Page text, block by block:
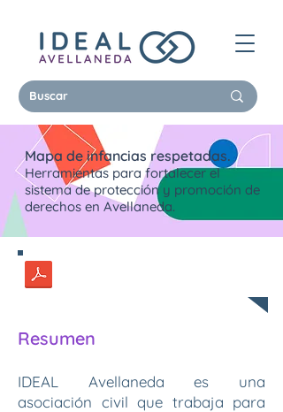
Mapa de infancias respetadas.
Herramientas para fortalecer el
sistema de protección y promoción de
derechos en Avellaneda.
Resumen
IDEAL Avellaneda es una
asociación civil que trabaja para